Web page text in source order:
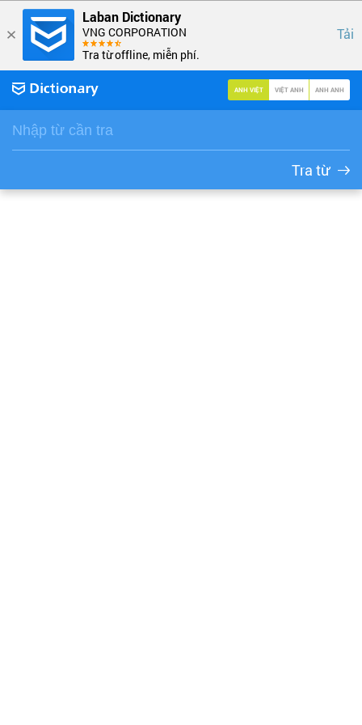
Laban Dictionary
VNG CORPORATION
Tra từ offline, miễn phí.
Tải
ANH VIỆT VIỆT ANH ANH ANH
Tra từ